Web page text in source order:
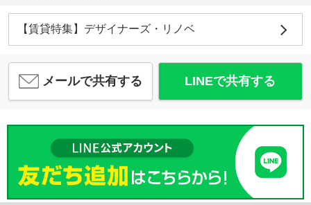
【賃貸特集】デザイナーズ・リノベ
メールで共有する LINEで共有する